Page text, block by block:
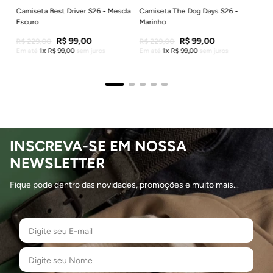
Camiseta Best Driver S26 - Mescla
Escuro
R$ 229,00 R$99,00
Em até 1 R$ 99,00sem juros
Camiseta The Dog Days S26 -
Marinho
R$ 229,00 R$ 99,00
Em até 1 R$ 99,00 sem juros
INSCREVA-SE EM NOSSA
NEWSLETTER
Fique pode dentro das novidades, promoções e muito mais...